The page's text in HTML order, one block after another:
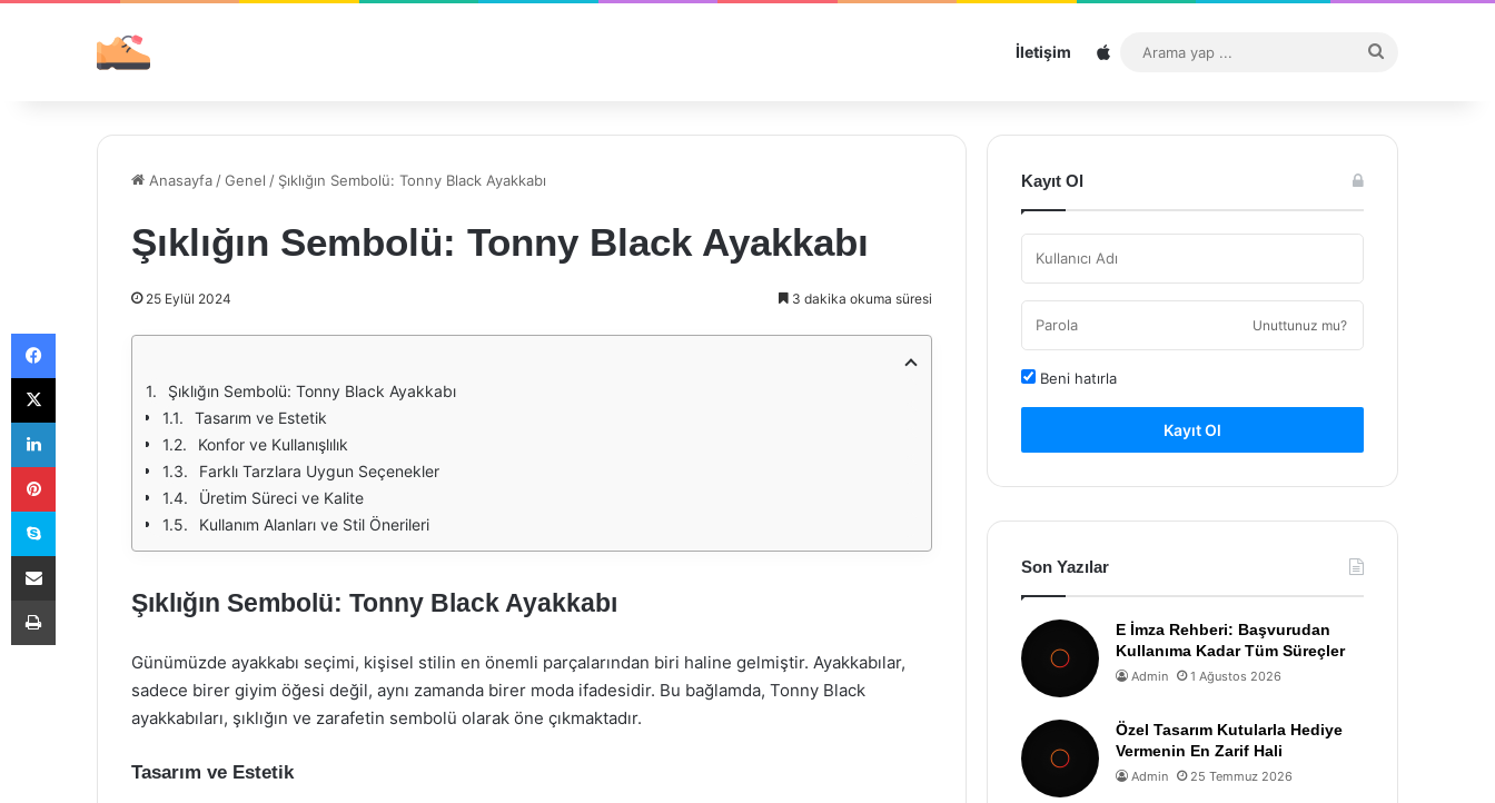
İletişim Sitemap
...
Anasayfa /Genel / Şıklığın Sembolü: Tonny Black Ayakkabı
Şıklığın Sembolü: Tonny Black Ayakkabı
25 Eylül 2024 3 dakika okuma süresi
Şıklığın Sembolü: Tonny Black Ayakkabı
Tasarım ve Estetik
Konfor ve Kullanışlılık
Farklı Tarzlara Uygun Seçenekler
Üretim Süreci ve Kalite
Kullanım Alanları ve Stil Önerileri
Şıklığın Sembolü: Tonny Black Ayakkabı
Günümüzde ayakkabı seçimi, kişisel stilin en önemli parçalarından biri haline gelmiştir. Ayakkabılar,
sadece birer giyim öğesi değil, aynı zamanda birer moda ifadesidir. Bu bağlamda, Tonny Black
ayakkabıları, şıklığın ve zarafetin sembolü olarak öne çıkmaktadır.
Tasarım ve Estetik
Kayıt Ol
Unuttunuz mu?
Beni hatırla
Kayıt Ol
Son Yazılar
E İmza Rehberi: Başvurudan
Kullanıma Kadar Tüm Süreçler
Admin 1 Ağustos 2026
Özel Tasarım Kutularla Hediye
Vermenin En Zarif Hali
Admin 25 Temmuz 2026
Facebook
X
LinkedIn
Pinterest
Skype
E-Posta ile paylaş